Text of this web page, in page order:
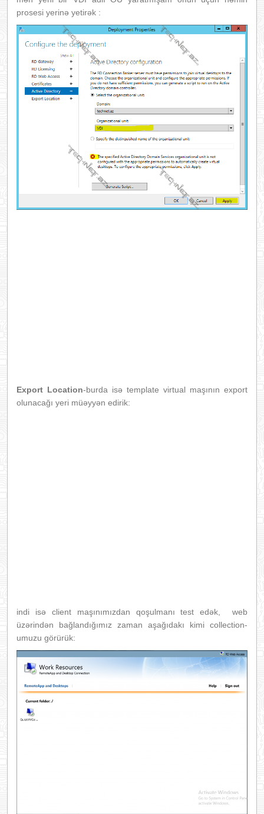
prosesi yerinə yetirək :
Export Location-burda isə template virtual maşının export
olunacağı yeri müəyyən edirik:
indi isə client maşınımızdan qoşulmanı test edək, web
üzərindən bağlandığımız zaman aşağıdakı kimi collection-
umuzu görürük: